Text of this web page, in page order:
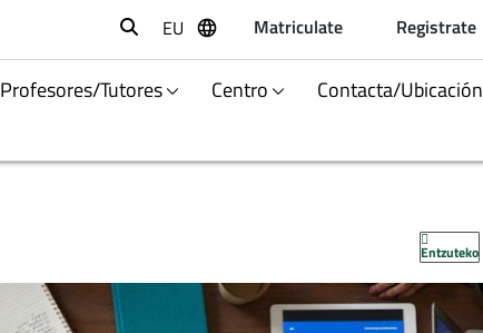
Buscar
EU Matriculate Registrate
Profesores/Tutores Centro Contacta/Ubicación
Entzuteko